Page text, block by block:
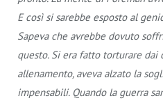
E così si sarebbe esposto al
Sapeva che avrebbe dovuto
questo. Si era fatto torturare dai
allenamento, aveva alzato la
impensabili. Quando la guerra